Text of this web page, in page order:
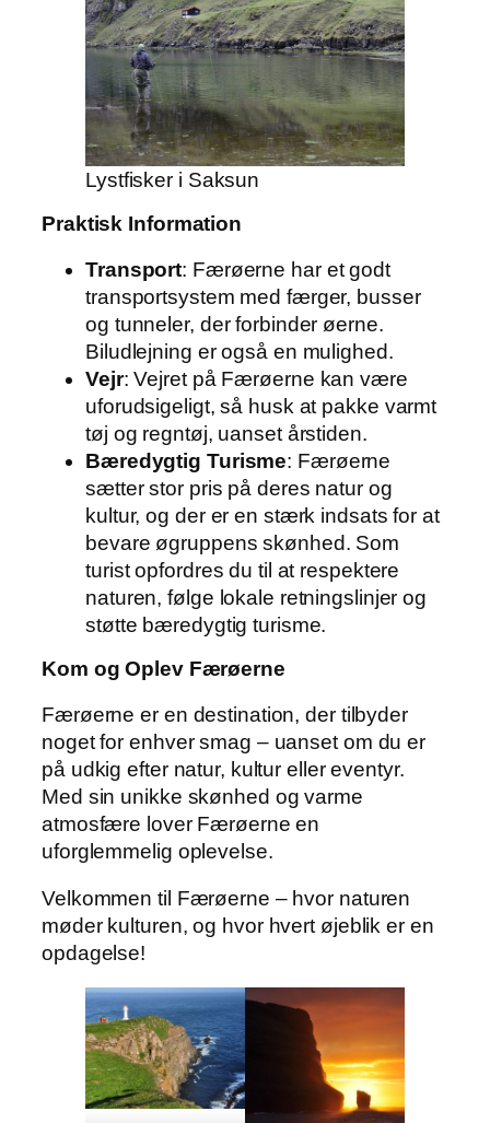
Lystfisker i Saksun
Praktisk Information
Transport: Færøerne har et godt
transportsystem med færger, busser
og tunneler, der forbinder øerne.
Biludlejning er også en mulighed.
Vejr: Vejret på Færøerne kan være
uforudsigeligt, så husk at pakke varmt
tøj og regntøj, uanset årstiden.
Bæredygtig Turisme: Færøerne
sætter stor pris på deres natur og
kultur, og der er en stærk indsats for at
bevare øgruppens skønhed. Som
turist opfordres du til at respektere
naturen, følge lokale retningslinjer og
støtte bæredygtig turisme.
Kom og Oplev Færøerne
Færøerne er en destination, der tilbyder
noget for enhver smag – uanset om du er
på udkig efter natur, kultur eller eventyr.
Med sin unikke skønhed og varme
atmosfære lover Færøerne en
uforglemmelig oplevelse.
Velkommen til Færøerne – hvor naturen
møder kulturen, og hvor hvert øjeblik er en
opdagelse!